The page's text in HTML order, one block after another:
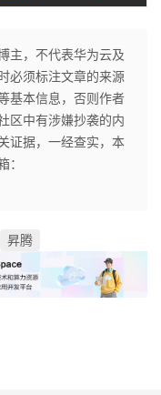
主，不代表华为云及
必须标注文章的来源
基本信息，否则作者
区中有涉嫌抄袭的内
证据，一经查实，本
：
昇腾